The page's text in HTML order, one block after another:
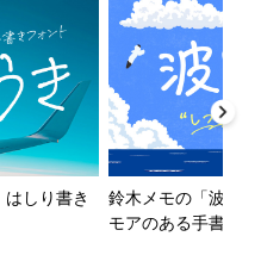
しり書き
鈴木メモの「波と
モアのある手書き